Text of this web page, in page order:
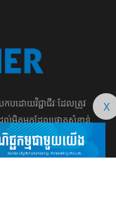
ប​ដោយ​វិជ្ជាជីវៈ​ដែល​​​ត្រូវ​
មិត្ត​អ្នក​ដែល​ផ្ដោត​សំខាន់​
ោគ​ ​អភិវឌ្ឍន៍​អាជីព​ និង​
នុង​​ការ​សរសេរ​​អត្ថបទ​​ ដែល​
X